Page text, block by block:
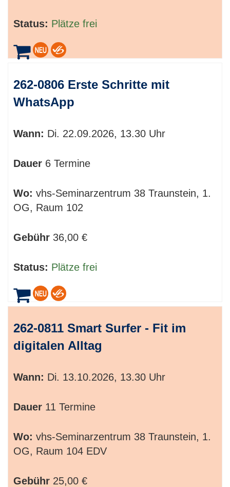
Status: Plätze frei
262-0806 Erste Schritte mit
WhatsApp
Wann: Di. 22.09.2026, 13.30 Uhr
Dauer 6 Termine
Wo: vhs-Seminarzentrum 38 Traunstein, 1.
OG, Raum 102
Gebühr 36,00 €
Status: Plätze frei
262-0811 Smart Surfer - Fit im
digitalen Alltag
Wann: Di. 13.10.2026, 13.30 Uhr
Dauer 11 Termine
Wo: vhs-Seminarzentrum 38 Traunstein, 1.
OG, Raum 104 EDV
Gebühr 25,00 €